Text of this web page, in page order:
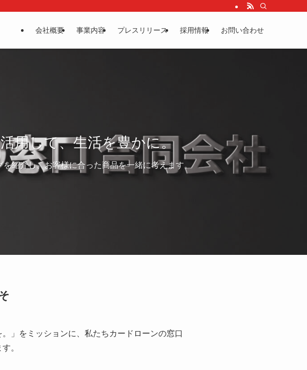
会社概要 事業内容 プレスリリース 採用情報 お問い合わせ
用して、生活を豊かに。
紹介し、お客様に合った商品を一緒に考えます。
」をミッションに、私たちカードローンの窓口
。